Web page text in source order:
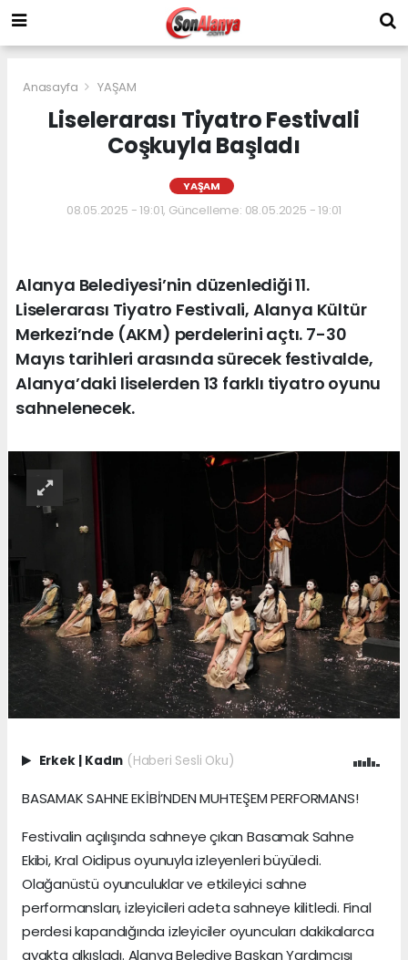
Anasayfa YAŞAM
Liselerarası Tiyatro Festivali
Coşkuyla Başladı
YAŞAM
08.05.2025 - 19:01, Güncelleme: 08.05.2025 - 19:01
Alanya Belediyesi’nin düzenlediği 11.
Liselerarası Tiyatro Festivali, Alanya Kültür
Merkezi’nde (AKM) perdelerini açtı. 7-30
Mayıs tarihleri arasında sürecek festivalde,
Alanya’daki liselerden 13 farklı tiyatro oyunu
sahnelenecek.
Erkek Kadın (Haberi Sesli Oku)
BASAMAK SAHNE EKİBİ’NDEN MUHTEŞEM PERFORMANS!
Festivalin açılışında sahneye çıkan Basamak Sahne
Ekibi, Kral Oidipus oyunuyla izleyenleri büyüledi.
Olağanüstü oyunculuklar ve etkileyici sahne
performansları, izleyicileri adeta sahneye kilitledi. Final
perdesi kapandığında izleyiciler oyuncuları dakikalarca
ayakta alkışladı. Alanya Belediye Başkan Yardımcısı